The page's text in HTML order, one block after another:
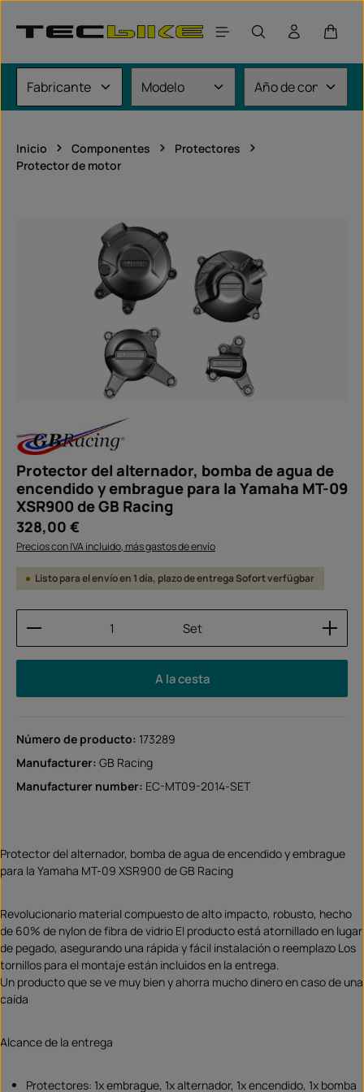
El
Inicio Componentes
Protectores
Protector de motor
Omitir galería de imágenes
Protector del alternador, bomba de agua de
encendido y embrague para la Yamaha MT-09
XSR900 de GB Racing
Precio normal:
328,00 €
Precios con IVA incluido, más gastos de envío
Listo para el envío en 1 día, plazo de entrega Sofort verfügbar
Cantidad del producto: introduce la cantidad
Set
A la cesta
Número de producto: 173289
Manufacturer: GB Racing
Manufacturer number: EC-MT09-2014-SET
Protector del alternador, bomba de agua de encendido y embrague
para la Yamaha MT-09 XSR900 de GB Racing
Revolucionario material compuesto de alto impacto, robusto, hecho
de 60% de nylon de fibra de vidrio El producto está atornillado en lugar
de pegado, asegurando una rápida y fácil instalación o reemplazo Los
tornillos para el montaje están incluidos en la entrega.
Un producto que se ve muy bien y ahorra mucho dinero en caso de una
caída
Alcance de la entrega
Protectores: 1x embrague, 1x alternador, 1x encendido, 1x bomba